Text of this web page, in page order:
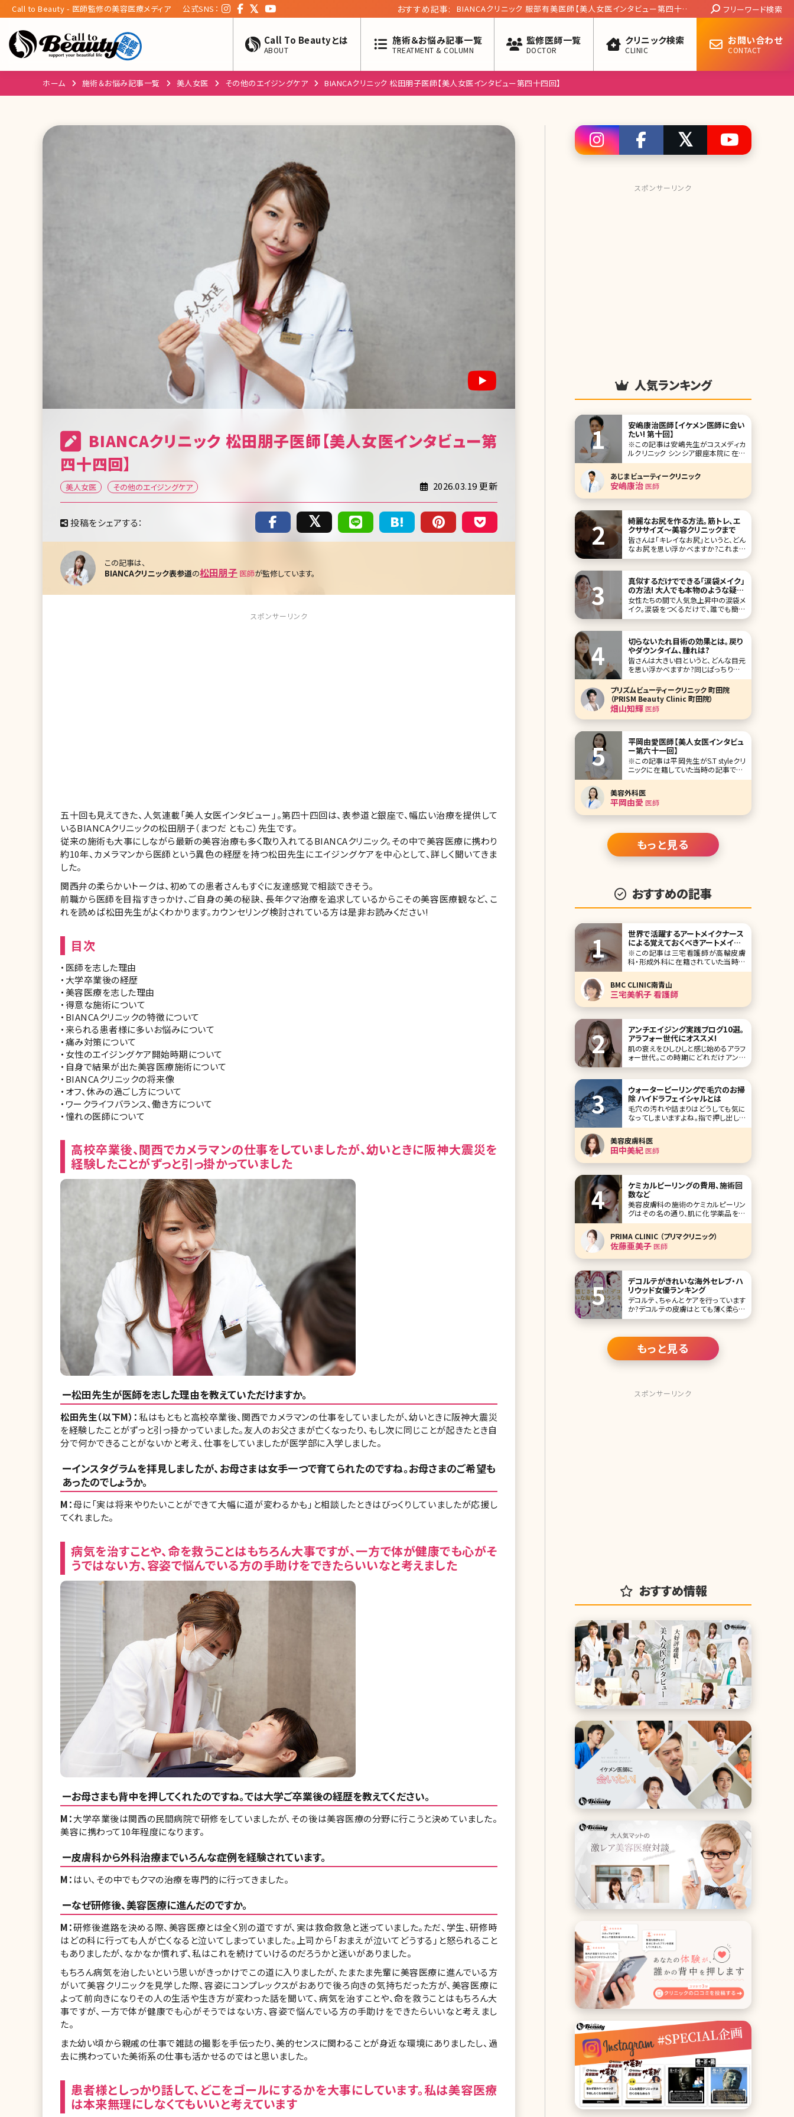
Call to Beauty - 医師監修の美容医療メディア 公式SNS： おすすめ記事:
BIANCAクリニック 服部有美医師【美人女医インタビュー第四十三
Search:
フリーワード検索
Call To Beautyとは
ABOUT
施術＆お悩み記事一覧
TREATMENT & COLUMN
監修医師一覧
DOCTOR
クリニック検索
CLINIC
お問い合わせ
CONTACT
ホーム 施術＆お悩み記事一覧 美人女医 その他のエイジングケア BIANCAクリニック 松田朋子医師【美人女医インタビュー第四十四回】
BIANCAクリニック 松田朋子医師【美人女医インタビュー第
四十四回】
美人女医 その他のエイジングケア 2026.03.19 更新
投稿をシェアする：
この記事は、
BIANCAクリニック表参道の松田朋子 医師が監修しています。
スポンサーリンク
五十回も見えてきた、人気連載「美人女医インタビュー」。第四十四回は、表参道と銀座で、幅広い治療を提供して
いるBIANCAクリニックの松田朋子（まつだ ともこ）先生です。
従来の施術も大事にしながら最新の美容治療も多く取り入れてるBIANCAクリニック。その中で美容医療に携わり
約10年、カメラマンから医師という異色の経歴を持つ松田先生にエイジングケアを中心として、詳しく聞いてきま
した。
関西弁の柔らかいトークは、初めての患者さんもすぐに友達感覚で相談できそう。
前職から医師を目指すきっかけ、ご自身の美の秘訣、長年クマ治療を追求しているからこその美容医療観など、こ
れを読めば松田先生がよくわかります。カウンセリング検討されている方は是非お読みください!
目次
・医師を志した理由
・大学卒業後の経歴
・美容医療を志した理由
・得意な施術について
・BIANCAクリニックの特徴について
・来られる患者様に多いお悩みについて
・痛み対策について
・女性のエイジングケア開始時期について
・自身で結果が出た美容医療施術について
・BIANCAクリニックの将来像
・オフ、休みの過ごし方について
・ワークライフバランス、働き方について
・憧れの医師について
高校卒業後、関西でカメラマンの仕事をしていましたが、幼いときに阪神大震災を
経験したことがずっと引っ掛かっていました
ー松田先生が医師を志した理由を教えていただけますか。
松田先生（以下M）：私はもともと高校卒業後、関西でカメラマンの仕事をしていましたが、幼いときに阪神大震災
を経験したことがずっと引っ掛かっていました。友人のお父さまが亡くなったり、もし次に同じことが起きたとき自
分で何かできることがないかと考え、仕事をしていましたが医学部に入学しました。
ーインスタグラムを拝見しましたが、お母さまは女手一つで育てられたのですね。お母さまのご希望も
あったのでしょうか。
M：母に「実は将来やりたいことができて大幅に道が変わるかも」と相談したときはびっくりしていましたが応援し
てくれました。
病気を治すことや、命を救うことはもちろん大事ですが、一方で体が健康でも心がそ
うではない方、容姿で悩んでいる方の手助けをできたらいいなと考えました
ーお母さまも背中を押してくれたのですね。では大学ご卒業後の経歴を教えてください。
M：大学卒業後は関西の民間病院で研修をしていましたが、その後は美容医療の分野に行こうと決めていました。
美容に携わって10年程度になります。
ー皮膚科から外科治療までいろんな症例を経験されています。
M： はい、その中でもクマの治療を専門的に行ってきました。
ーなぜ研修後、美容医療に進んだのですか。
M：研修後進路を決める際、美容医療とは全く別の道ですが、実は救命救急と迷っていました。ただ、学生、研修時
はどの科に行っても人が亡くなると泣いてしまっていました。上司から「おまえが泣いてどうする」と怒られること
もありましたが、なかなか慣れず、私はこれを続けていけるのだろうかと迷いがありました。
もちろん病気を治したいという思いがきっかけでこの道に入りましたが、たまたま先輩に美容医療に進んでいる方
がいて美容クリニックを見学した際、容姿にコンプレックスがおありで後ろ向きの気持ちだった方が、美容医療に
よって前向きになりその人の生活や生き方が変わった話を聞いて、病気を治すことや、命を救うことはもちろん大
事ですが、一方で体が健康でも心がそうではない方、容姿で悩んでいる方の手助けをできたらいいなと考えまし
た。
また幼い頃から親戚の仕事で雑誌の撮影を手伝ったり、美的センスに関わることが身近な環境にありましたし、過
去に携わっていた美術系の仕事も活かせるのではと思いました。
患者様としっかり話して、どこをゴールにするかを大事にしています。私は美容医療
は本来無理にしなくてもいいと考えています
スポンサーリンク
人気ランキング
安嶋康治医師【イケメン医師に会い
たい! 第十回】
※この記事は安嶋先生がコスメディカ
ルクリニック シンシア銀座本院に在籍
されていた当時の記事です。 人気企画
容医療の激戦区、東京・銀座に本院を
構えるコスメディカルクリニック シンシ
アの安嶋康治（あじま やすはる）先生で
あじまビューティークリニック
安嶋康治医師
綺麗なお尻を作る方法。筋トレ、エ
クササイズ〜美容クリニックまで
皆さんは「キレイなお尻」というと、どん
なお尻を思い浮かべますか?これまで
女性が考える理想のお尻というと「小
かったのではないでしょうか。でも、最近
はこんな風潮が少しずつ変わってきて
いるようです
真似するだけでできる「涙袋メイク」
の方法! 大人でも本物のような疑似
涙袋に
女性たちの間で人気急上昇中の涙袋メ
イク。涙袋をつくるだけで、誰でも簡単
に可愛く優しい印象になれるため、幅
うやってメイクをしたらいいのか分から
ない」という方も多いのではないでしょ
うか。 そこで今回は、大人でも自然なぷ
っくり涙
切らないたれ目術の効果とは。戻り
やダウンタイム、腫れは?
皆さんは大きい目というと、どんな目元
を思い浮かべますか?同じぱっちりとし
た目でも切れ長の目元より、優しい印
象を与えるたれ目のほうが男性ウケが
いいという意見もあります。確かに、男
性に人気のある女優やタレントさんで
も優しそうなたれ
プリズムビューティークリニック 町田院
（PRISM Beauty Clinic 町田院）
畑山知輝医師
平岡由愛医師【美人女医インタビュ
ー第六十一回】
※この記事は平岡先生がS.T styleクリ
ニックに在籍していた当時の記事です。
人気企画「美人女医インタビュー」第六
十一回は、東京・麹町のS.T styleクリニ
ックの平岡由愛（ひらおかゆま）先生で
す。 S.T styleクリニックは脂肪吸引、脂
肪注入を得意としていて、女性特有の
美容外科医
平岡由愛 医師
もっと見る
おすすめの記事
世界で活躍するアートメイクナース
による覚えておくべきアートメイク
基礎論
※この記事は三宅看護師が高輪皮膚
科・形成外科に在籍されていた当時の
記事です。 女子なら一度はこんな経験
ありませんか? 眉の形が決まらない、左
右の形が揃わない。直しているうちにド
ンドン濃くなり、やがて学校や会社に遅
れそうになる。休日の急な来客。ノーメ
BMC CLINIC南青山
三宅美帆子 看護師
アンチエイジング実践ブログ10選。
アラフォー世代にオススメ!
肌の衰えをひしひしと感じ始めるアラフ
ォー世代。この時期にどれだけアンチ
エイジング対策を行うかで、2年後、3年
ここでは、美の追求に余念がないアラフ
ォー世代の皆さんが実践しているアン
チエイジング対策をご紹介しているブ
ログを10選
ウォーターピーリングで毛穴のお掃
除 ハイドラフェイシャルとは
毛穴の汚れや詰まりはどうしても気に
なってしまいますよね。指で押し出した
り、毛穴用の粘着シートなどの自己処
理で無理に毛穴詰まりを解消しようと
するとお肌を傷つけてしまったり、負荷
がかかることによって毛穴が広がって
しまい目立ってしまうなどトラブルの原
美容皮膚科医
田中美紀医師
ケミカルピーリングの費用、施術回
数など
美容皮膚科の施術のケミカルピーリン
グはその名の通り、肌に化学薬品をぬ
って皮膚を剥離させることで、肌が新し
く生まれ変わる機能を促進させ、トラブ
ルを改善する方法です。最近は家庭で
できるケミカルピーリングのキットも販
売されていますが、そもそもケミカルピ
るのでしょうか?ど
PRIMA CLINIC （プリマクリニック）
佐藤亜美子医師
デコルテがきれいな海外セレブ・ハ
リウッド女優ランキング
デコルテ、ちゃんとケアを行っています
か?デコルテの皮膚はとても薄く柔らか
く、それゆえに年齢が最も現れやすい
大の条件はシミやシワがないというこ
と。そして、くっきりと浮き上がった鎖骨
も、美しいデコルテをキープするために
は欠かすことのできない条件です。今回
もっと見る
スポンサーリンク
おすすめ情報